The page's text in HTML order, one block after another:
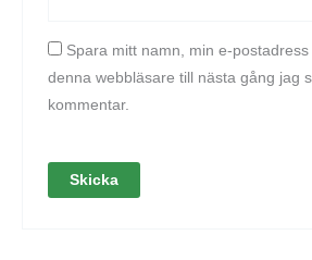
Spara mitt namn, min e-
denna webbläsare till nästa gång jag
kommentar.